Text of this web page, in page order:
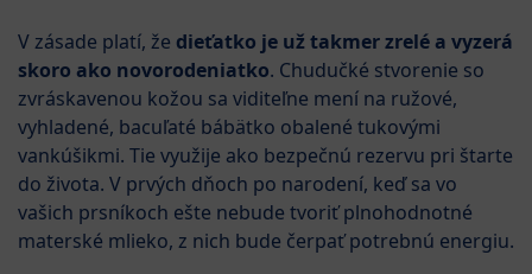
V zásade platí, že dieťatko je už takmer zrelé a vyzerá
skoro ako novorodeniatko. Chudučké stvorenie so
zvráskavenou kožou sa viditeľne mení na ružové,
vyhladené, bacuľaté bábätko obalené tukovými
vankúšikmi. Tie využije ako bezpečnú rezervu pri štarte
do života. V prvých dňoch po narodení, keď sa vo
vašich prsníkoch ešte nebude tvoriť plnohodnotné
materské mlieko, z nich bude čerpať potrebnú energiu.